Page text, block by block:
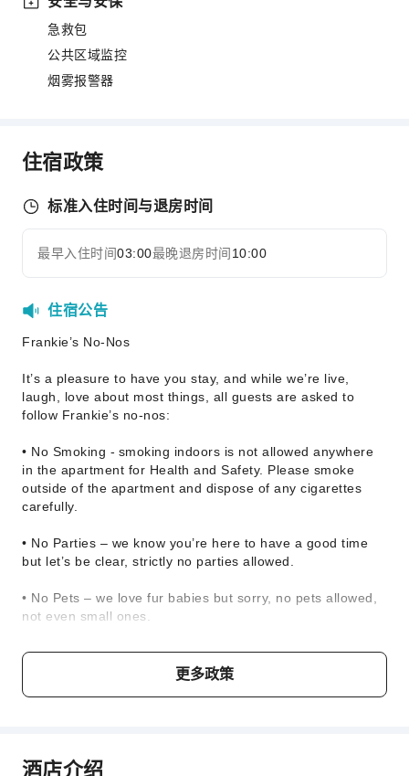
急救包
公共区域监控
烟雾报警器
住宿政策
标准入住时间与退房时间
最早入住时间03:00最晚退房时间 10:00
住宿公告
Frankie’s No-Nos
It’s a pleasure to have you stay, and while we’re live,
laugh, love about most things, all guests are asked to
follow Frankie’s no-nos:
• No Smoking - smoking indoors is not allowed anywhere
in the apartment for Health and Safety. Please smoke
outside of the apartment and dispose of any cigarettes
carefully.
• No Parties – we know you’re here to have a good time
but let’s be clear, strictly no parties allowed.
• No Pets – we love fur babies but sorry, no pets allowed,
not even small ones.
Check-in, Check-out, Shake it all about
Check-in: Rock up anytime from 3pm onwards
更多政策
酒店介绍